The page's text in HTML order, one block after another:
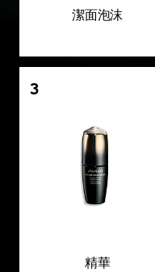
潔面泡沫
3
精華